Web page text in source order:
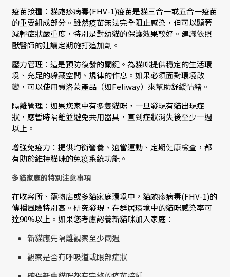
疫苗接種：貓皰疹病毒(FHV-1)疫苗是貓三合一或五合一疫苗
的重要組成部分。雖然疫苗無法完全阻止感染，但可以顯著
減輕症狀嚴重度，特別是對幼貓的保護效果較好。建議依照
獸醫師的建議定期施打追加劑。
壓力管理：這是預防復發的關鍵。為貓咪提供穩定的生活環
境、充足的躲藏空間、規律的作息。如果必須面對環境改
變，可以使用費洛蒙產品（如Feliway）來幫助舒緩情緒。
隔離管理：如果您家中有多隻貓咪，一旦發現有貓出現症
狀，應暫時隔離並避免共用器具，直到症狀消失後至少一週
以上。
增強免疫力：提供均衡營養、適當運動、定期健康檢查，都
有助於維持貓咪的免疫系統功能。
多貓家庭的特別注意事項
在收容所、寵物店或多貓家庭環境中，貓皰疹病毒(FHV-1)的
傳播風險特別高。研究發現，在群居環境中的貓咪感染率可
達90%以上。如果您考慮認養新貓咪加入家庭：
新貓應先隔離觀察至少兩週
觀察是否有呼吸道或眼部症狀